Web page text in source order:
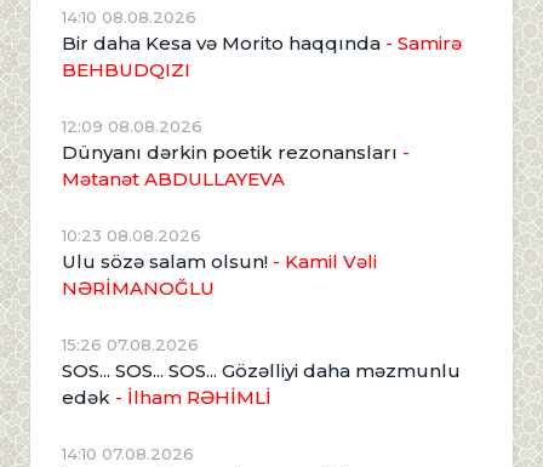
14:10 08.08.2026
Bir daha Kesa və Morito haqqında - Samirə
BEHBUDQIZI
12:09 08.08.2026
Dünyanı dərkin poetik rezonansları -
Mətanət ABDULLAYEVA
10:23 08.08.2026
Ulu sözə salam olsun! - Kamil Vəli
NƏRİMANOĞLU
15:26 07.08.2026
SOS... SOS... SOS... Gözəlliyi daha məzmunlu
edək - İlham RƏHİMLİ
14:10 07.08.2026